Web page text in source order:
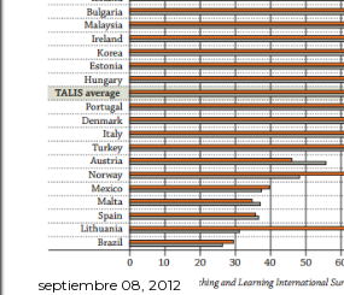
septiembre 08, 2012